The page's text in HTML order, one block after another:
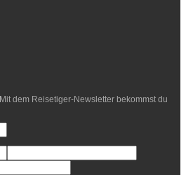
dem Reisetiger-Newsletter bekommst du